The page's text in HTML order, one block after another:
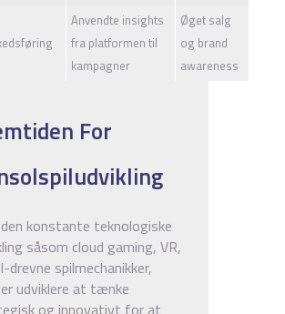
Anvendte insights
fra platformen til
kampagner
Øget salg
og brand
awareness
For
konstante teknologiske
såsom cloud gaming, VR,
drevne spilmechanikker,
udviklere at tænke
og innovativt for at